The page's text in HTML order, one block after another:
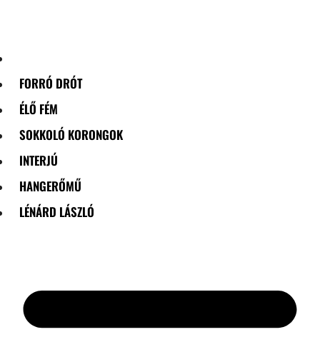
FORRÓ DRÓT
ÉLŐ FÉM
SOKKOLÓ KORONGOK
INTERJÚ
HANGERŐMŰ
LÉNÁRD LÁSZLÓ